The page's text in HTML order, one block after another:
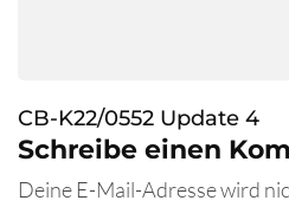
CB-K22/0552 Update 4
Schreibe einen
Deine E-Mail-Adresse wird